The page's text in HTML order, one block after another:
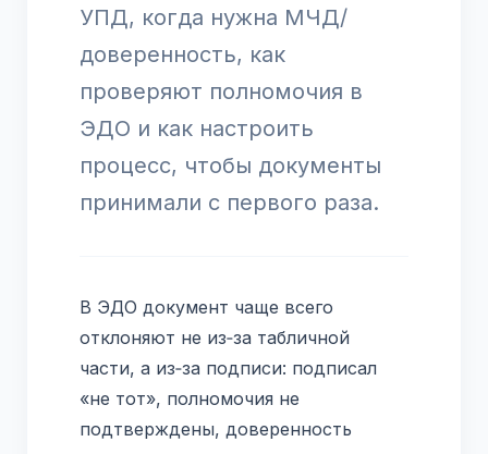
УПД, когда нужна МЧД/
доверенность, как
проверяют полномочия в
ЭДО и как настроить
процесс, чтобы документы
принимали с первого раза.
В ЭДО документ чаще всего
отклоняют не из‑за табличной
части, а из‑за подписи: подписал
«не тот», полномочия не
подтверждены, доверенность